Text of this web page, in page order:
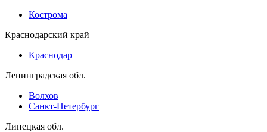
Кострома
Краснодарский край
Краснодар
Ленинградская обл.
Волхов
Санкт-Петербург
Липецкая обл.